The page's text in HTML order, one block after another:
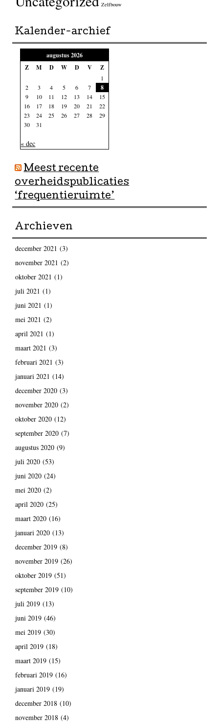
Zelfbouw
Kalender-archief
augustus 2026
Z
M D W D V Z
1
2
3 4 5 6 7 8
9 10 11 12 13 14
15
16
17 18 19 20 21
22
23
24 25 26 27 28
29
30
31
« dec
Meest recente
overheidspublicaties
‘frequentieruimte’
Archieven
december 2021 (3)
november 2021 (2)
oktober 2021 (1)
juli 2021 (1)
juni 2021 (1)
mei 2021 (2)
april 2021 (1)
maart 2021 (3)
februari 2021 (3)
januari 2021 (14)
december 2020(3)
november 2020(2)
oktober 2020(12)
september 2020(7)
augustus 2020(9)
juli 2020(53)
juni 2020(24)
mei 2020(2)
april 2020(25)
maart 2020(16)
januari 2020(13)
december 2019(8)
november 2019(26)
oktober 2019(51)
september 2019(10)
juli 2019(13)
juni 2019(46)
mei 2019(30)
april 2019(18)
maart 2019(15)
februari 2019(16)
januari 2019(19)
december 2018(10)
november 2018(4)